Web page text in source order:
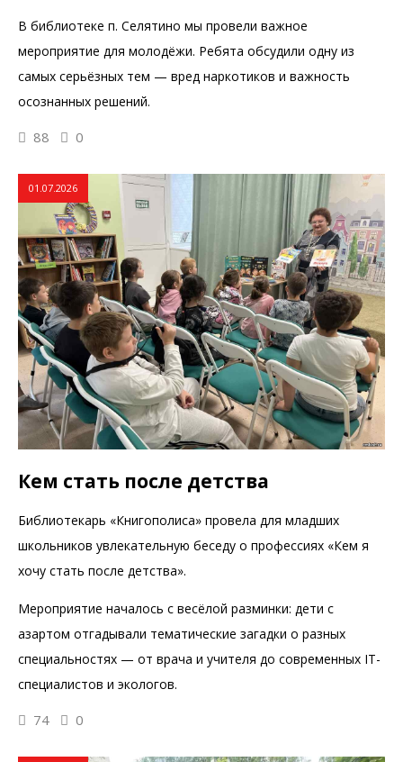
В библиотеке п. Селятино мы провели важное
мероприятие для молодёжи. Ребята обсудили одну из
самых серьёзных тем — вред наркотиков и важность
осознанных решений.
88 0
01.07.2026
Кем стать после детства
Библиотекарь «Книгополиса» провела для младших
школьников увлекательную беседу о профессиях «Кем я
хочу стать после детства».
Мероприятие началось с весёлой разминки: дети с
азартом отгадывали тематические загадки о разных
специальностях — от врача и учителя до современных IT-
специалистов и экологов.
74 0